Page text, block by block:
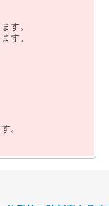
す。
す。
。